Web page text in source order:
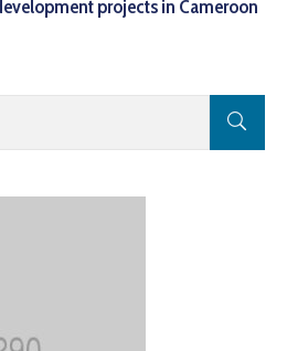
projects in Cameroon